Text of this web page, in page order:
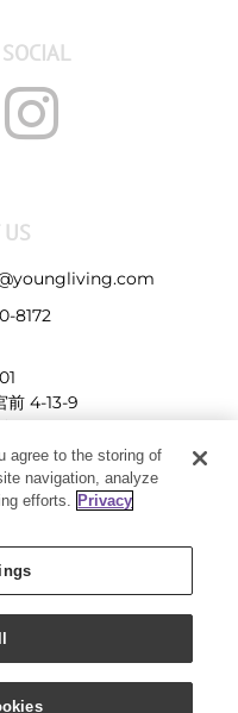
US
8172
前 4-13-9
ル
Oils | All Rights Reserved
Pinterest
agree to the storing of
navigation, analyze
efforts. Privacy